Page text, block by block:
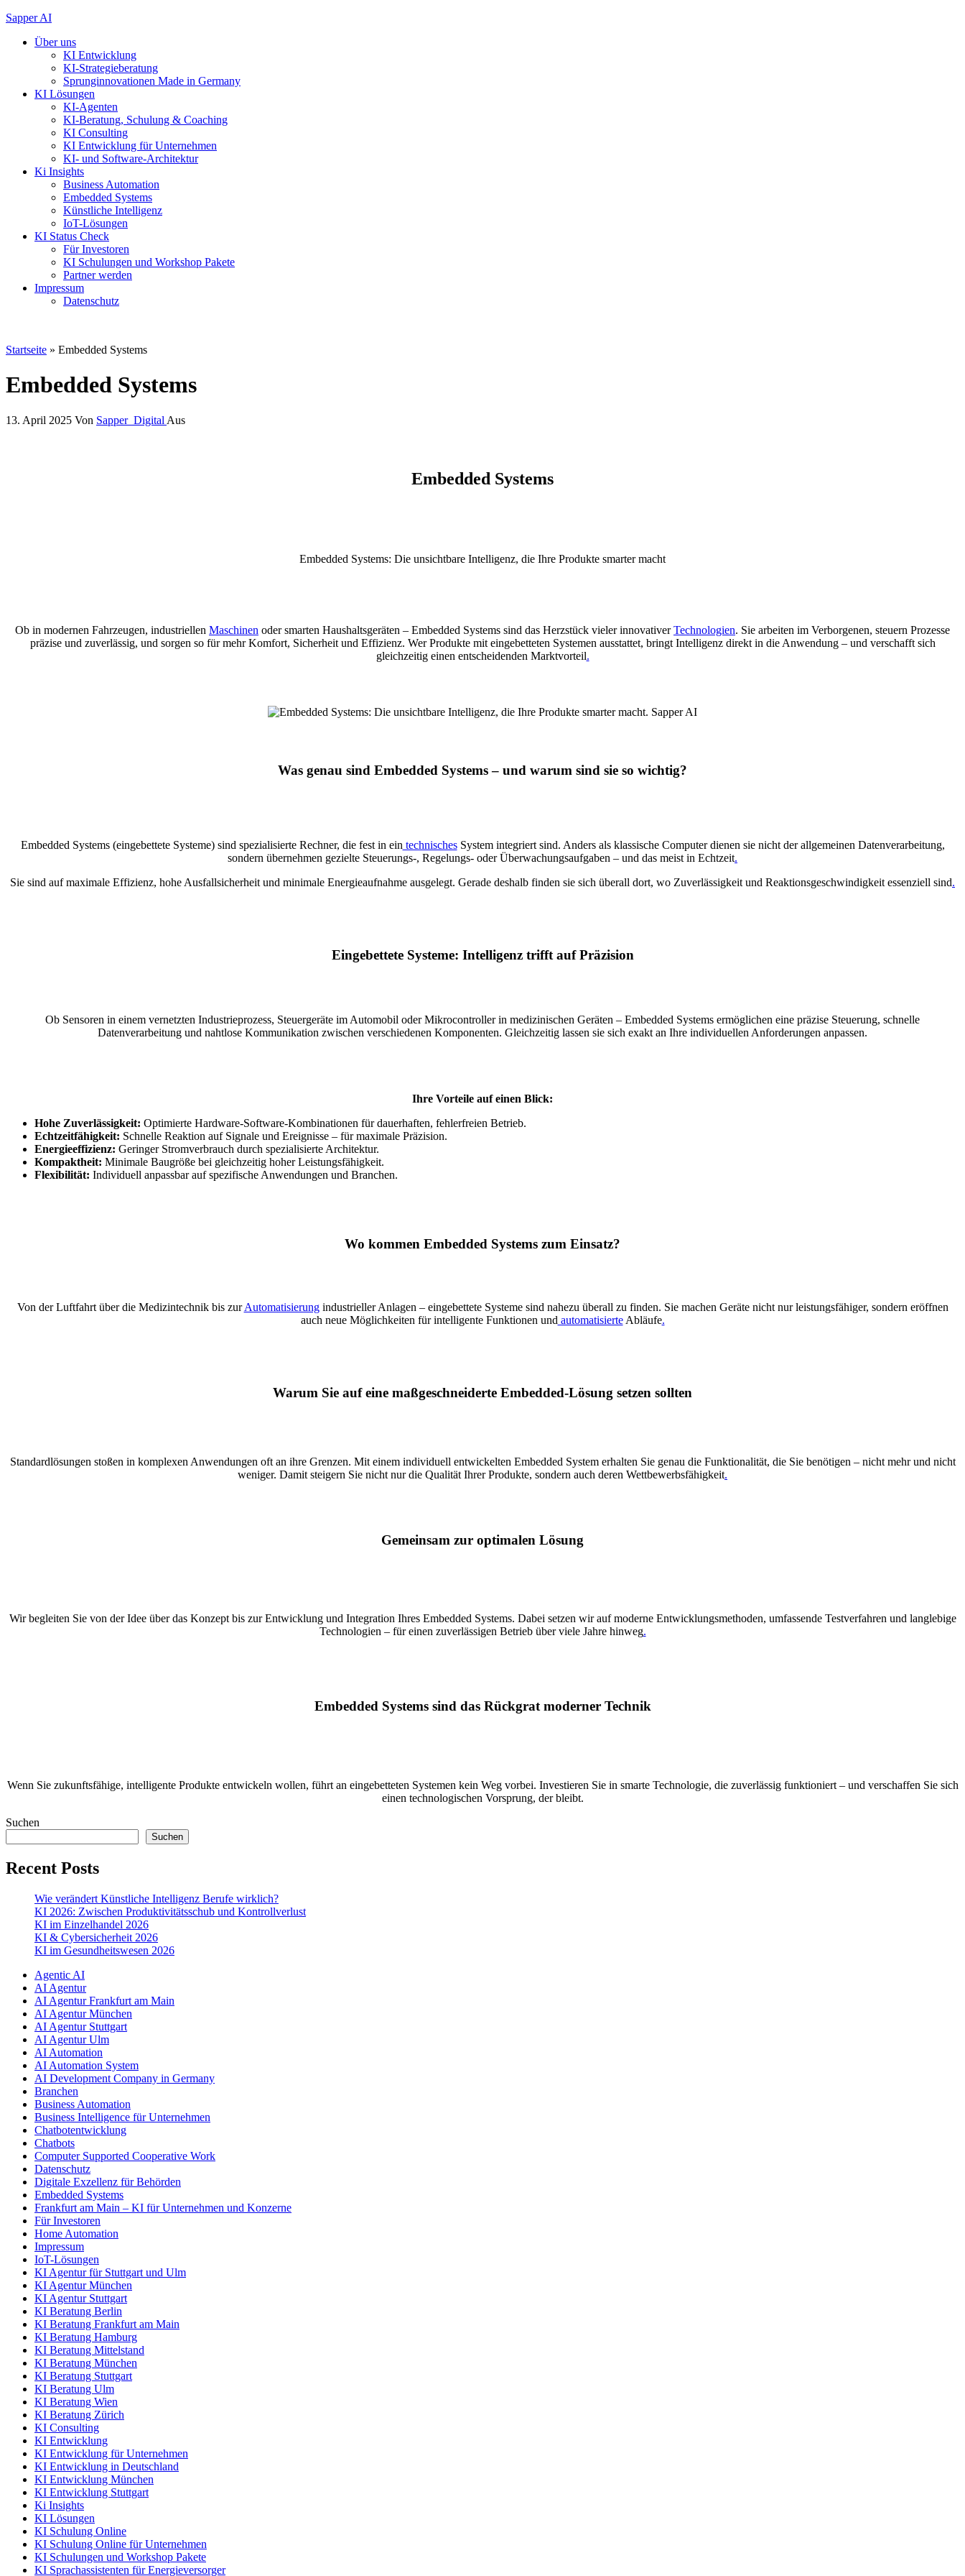
Zum
springen
Sapper AI
Über uns
KI Entwicklung
KI-Strategieberatung
Sprunginnovationen Made in Germany
KI Lösungen
KI-Agenten
KI-Beratung, Schulung & Coaching
KI Consulting
KI Entwicklung für Unternehmen
KI- und Software-Architektur
Ki Insights
Business Automation
Embedded Systems
Künstliche Intelligenz
IoT-Lösungen
KI Status Check
Für Investoren
KI Schulungen und Workshop Pakete
Partner werden
Impressum
Datenschutz
Startseite » Embedded Systems
Embedded Systems
13. April 2025 Von Sapper_Digital Aus
Embedded Systems
Embedded Systems: Die unsichtbare Intelligenz, die Ihre Produkte smarter macht
Ob in modernen Fahrzeugen, industriellen Maschinen oder smarten Haushaltsgeräten – Embedded Systems sind das Herzstück vieler innovativerTechnologien. Sie arbeiten im Verborgenen, steuern Prozesse
präzise und zuverlässig, und sorgen so für mehr Komfort, Sicherheit und Effizienz. Wer Produkte mit eingebetteten Systemen ausstattet, bringt Intelligenz direkt in die Anwendung – und verschafft sich
gleichzeitig einen entscheidenden Marktvorteil.
Was genau sind Embedded Systems – und warum sind sie so wichtig?
Embedded Systems (eingebettete Systeme) sind spezialisierte Rechner, die fest in ein technischesSystem integriert sind. Anders als klassische Computer dienen sie nicht der allgemeinen Datenverarbeitung,
sondern übernehmen gezielte Steuerungs-, Regelungs- oder Überwachungsaufgaben – und das meist in Echtzeit.
Sie sind auf maximale Effizienz, hohe Ausfallsicherheit und minimale Energieaufnahme ausgelegt. Gerade deshalb finden sie sich überall dort, wo Zuverlässigkeit und Reaktionsgeschwindigkeit essenziell sind.
Eingebettete Systeme: Intelligenz trifft auf Präzision
Ob Sensoren in einem vernetzten Industrieprozess, Steuergeräte im Automobil oder Mikrocontroller in medizinischen Geräten – Embedded Systems ermöglichen eine präzise Steuerung, schnelle
Datenverarbeitung und nahtlose Kommunikation zwischen verschiedenen Komponenten. Gleichzeitig lassen sie sich exakt an Ihre individuellen Anforderungen anpassen.
Ihre Vorteile auf einen Blick:
Hohe Zuverlässigkeit: Optimierte Hardware-Software-Kombinationen für dauerhaften, fehlerfreien Betrieb.
Echtzeitfähigkeit: Schnelle Reaktion auf Signale und Ereignisse – für maximale Präzision.
Energieeffizienz: Geringer Stromverbrauch durch spezialisierte Architektur.
Kompaktheit: Minimale Baugröße bei gleichzeitig hoher Leistungsfähigkeit.
Flexibilität: Individuell anpassbar auf spezifische Anwendungen und Branchen.
Wo kommen Embedded Systems zum Einsatz?
Von der Luftfahrt über die Medizintechnik bis zurAutomatisierungindustrieller Anlagen – eingebettete Systeme sind nahezu überall zu finden. Sie machen Geräte nicht nur leistungsfähiger, sondern eröffnen
auch neue Möglichkeiten für intelligente Funktionen und automatisierteAbläufe.
Warum Sie auf eine maßgeschneiderte Embedded-Lösung setzen sollten
Standardlösungen stoßen in komplexen Anwendungen oft an ihre Grenzen. Mit einem individuell entwickelten Embedded System erhalten Sie genau die Funktionalität, die Sie benötigen – nicht mehr und nicht
weniger. Damit steigern Sie nicht nur die Qualität Ihrer Produkte, sondern auch deren Wettbewerbsfähigkeit.
Gemeinsam zur optimalen Lösung
Wir begleiten Sie von der Idee über das Konzept bis zur Entwicklung und Integration Ihres Embedded Systems. Dabei setzen wir auf moderne Entwicklungsmethoden, umfassende Testverfahren und langlebige
Technologien – für einen zuverlässigen Betrieb über viele Jahre hinweg.
Embedded Systems sind das Rückgrat moderner Technik
Wenn Sie zukunftsfähige, intelligente Produkte entwickeln wollen, führt an eingebetteten Systemen kein Weg vorbei. Investieren Sie in smarte Technologie, die zuverlässig funktioniert – und verschaffen Sie sich
einen technologischen Vorsprung, der bleibt.
Suchen
Suchen
Recent Posts
Wie verändert Künstliche Intelligenz Berufe wirklich?
KI 2026: Zwischen Produktivitätsschub und Kontrollverlust
KI im Einzelhandel 2026
KI & Cybersicherheit 2026
KI im Gesundheitswesen 2026
Agentic AI
AI Agentur
AI Agentur Frankfurt am Main
AI Agentur München
AI Agentur Stuttgart
AI Agentur Ulm
AI Automation
AI Automation System
AI Development Company in Germany
Branchen
Business Automation
Business Intelligence für Unternehmen
Chatbotentwicklung
Chatbots
Computer Supported Cooperative Work
Datenschutz
Digitale Exzellenz für Behörden
Embedded Systems
Frankfurt am Main – KI für Unternehmen und Konzerne
Für Investoren
Home Automation
Impressum
IoT-Lösungen
KI Agentur für Stuttgart und Ulm
KI Agentur München
KI Agentur Stuttgart
KI Beratung Berlin
KI Beratung Frankfurt am Main
KI Beratung Hamburg
KI Beratung Mittelstand
KI Beratung München
KI Beratung Stuttgart
KI Beratung Ulm
KI Beratung Wien
KI Beratung Zürich
KI Consulting
KI Entwicklung
KI Entwicklung für Unternehmen
KI Entwicklung in Deutschland
KI Entwicklung München
KI Entwicklung Stuttgart
Ki Insights
KI Lösungen
KI Schulung Online
KI Schulung Online für Unternehmen
KI Schulungen und Workshop Pakete
KI Sprachassistenten für Energieversorger